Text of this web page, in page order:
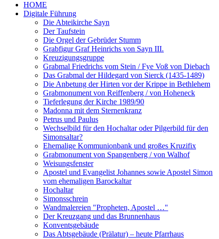
HOME
Digitale Führung
Die Abteikirche Sayn
Der Taufstein
Die Orgel der Gebrüder Stumm
Grabfigur Graf Heinrichs von Sayn III.
Kreuzigungsgruppe
Grabmal Friedrichs vom Stein / Fye Voß von Diebach
Das Grabmal der Hildegard von Sierck (1435-1489)
Die Anbetung der Hirten vor der Krippe in Bethlehem
Grabmonument von Reiffenberg / von Hoheneck
Tieferlegung der Kirche 1989/90
Madonna mit dem Sternenkranz
Petrus und Paulus
Wechselbild für den Hochaltar oder Pilgerbild für den
Simonsaltar?
Ehemalige Kommunionbank und großes Kruzifix
Grabmonument von Spangenberg / von Walhof
Weisungsfenster
Apostel und Evangelist Johannes sowie Apostel Simon
vom ehemaligen Barockaltar
Hochaltar
Simonsschrein
Wandmalereien "Propheten, Apostel …"
Der Kreuzgang und das Brunnenhaus
Konventsgebäude
Das Abtsgebäude (Prälatur) – heute Pfarrhaus